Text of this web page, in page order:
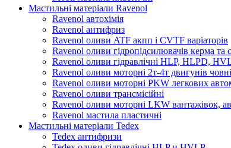
Мастильні матеріали Ravenol
Ravenol автохімія
Ravenol антифриз
Ravenol оливи ATF акпп і CVTF варіаторів
Ravenol оливи гідропідсилювачів керма та
Ravenol оливи гідравлічні HLP, HLPD,
Ravenol оливи моторні 2т-4т двигунів
Ravenol оливи моторні PKW легкових
Ravenol оливи трансмісійні
Ravenol оливи моторні LKW вантажівок,
Ravenol мастила пластичні
Мастильні матеріали Tedex
Tedex антифризи